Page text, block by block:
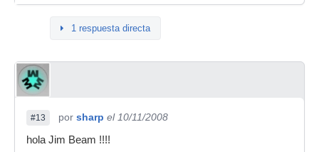
sumamos lo siguiente:
Human Voices 01
1 respuesta directa
#13 por sharp el 10/11/2008
hola Jim Beam !!!!